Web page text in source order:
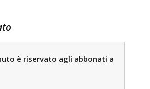
è riservato agli abbonati a